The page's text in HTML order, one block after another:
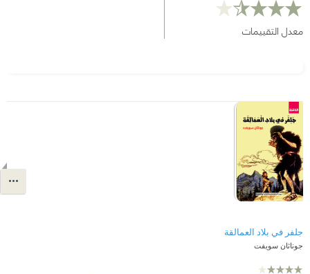
معدل التقييمات
جلفر في بلاد العمالقة
جوناثان سويفت